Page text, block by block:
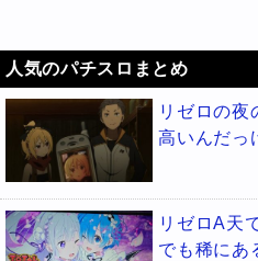
人気のパチスロまとめ
リゼロの夜
高いんだっ
リゼロA天
でも稀にあ